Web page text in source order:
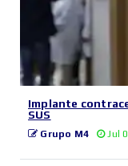
Implante
SUS
Grupo M4 Jul